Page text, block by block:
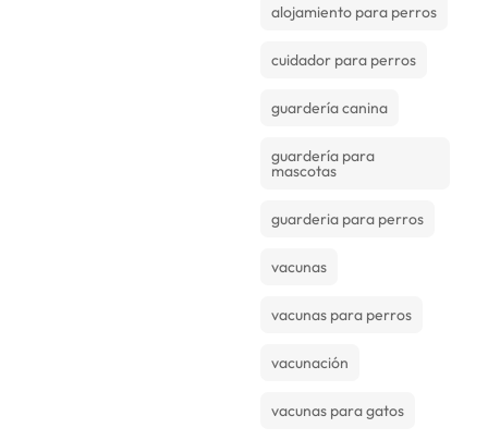
alojamiento para perros
cuidador para perros
guardería canina
guardería para
mascotas
guarderia para perros
vacunas
vacunas para perros
vacunación
vacunas para gatos